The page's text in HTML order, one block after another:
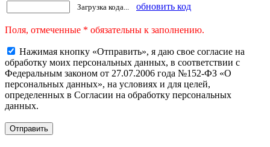
Загрузка кода... обновить код
Поля, отмеченные * обязательны к заполнению.
Нажимая кнопку «Отправить», я даю свое согласие на
обработку моих персональных данных, в соответствии с
Федеральным законом от 27.07.2006 года №152-ФЗ «О
персональных данных», на условиях и для целей,
определенных в Согласии на обработку персональных
данных.